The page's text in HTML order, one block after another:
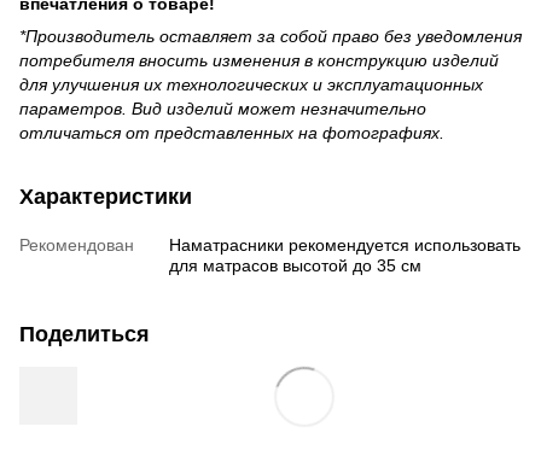
*Производитель оставляет за собой право без уведомления
потребителя вносить изменения в конструкцию изделий
для улучшения их технологических и эксплуатационных
параметров. Вид изделий может незначительно
отличаться от представленных на фотографиях.
Характеристики
Рекомендован
Наматрасники рекомендуется использовать
для матрасов высотой до 35 см
Поделиться